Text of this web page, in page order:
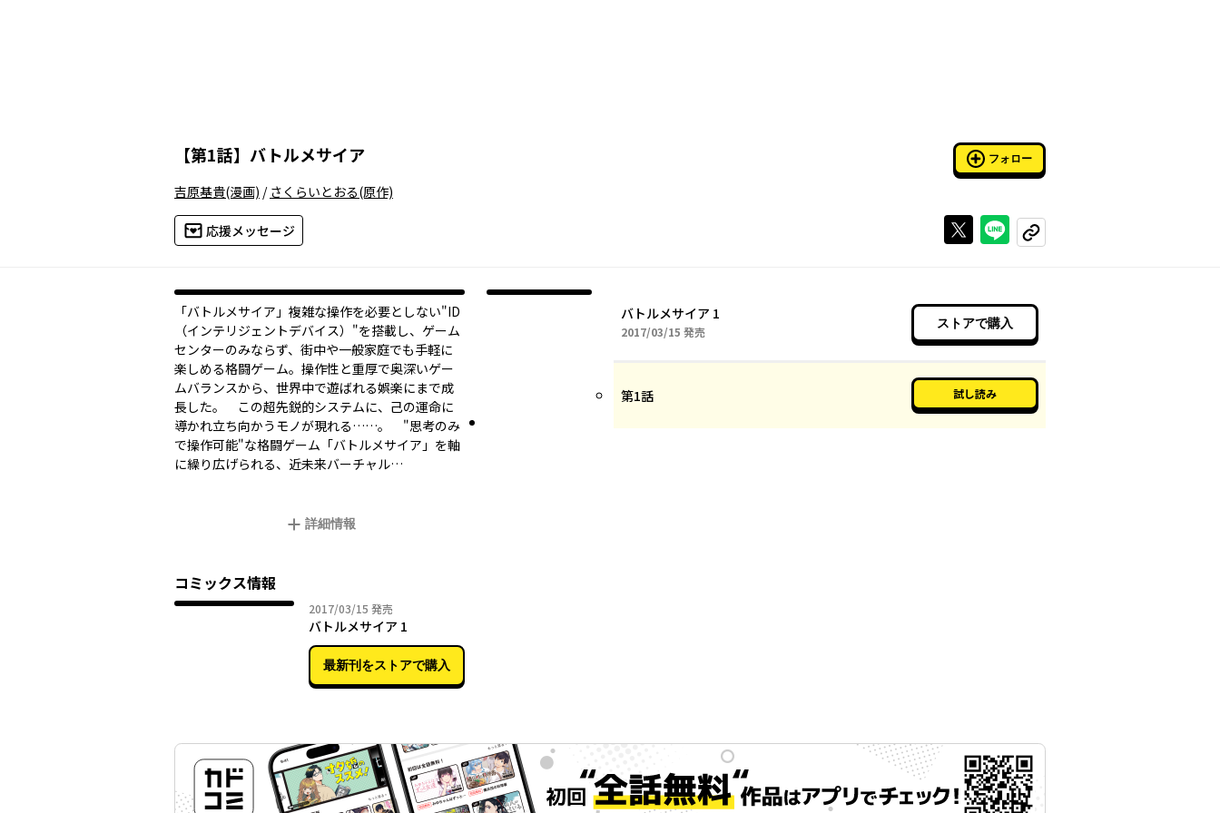
【第1話】 バトルメサイア フォロー
吉原基貴(漫画) / さくらいとおる(原作)
応援メッセージ Xで投稿するラインでシェアする
コピーする
「バトルメサイア」――複雑な操作を必要としない"ID
（インテリジェントデバイス）"を搭載し、ゲーム
センターのみならず、街中や一般家庭でも手軽に
楽しめる格闘ゲーム。操作性と重厚で奥深いゲー
ムバランスから、世界中で遊ばれる娯楽にまで成
長した。 この超先鋭的システムに、己の運命に
導かれ立ち向かうモノが現れる……。 "思考のみ
で操作可能"な格闘ゲーム「バトルメサイア」を軸
に繰り広げられる、近未来バーチャル…
詳細情報
コミックス情報
2017/03/15 2017年03月15日
発売
バトルメサイア 1
最新刊をストアで購入
バトルメサイア 1
2017/03/15 2017年03月15日
発売
ストアで購入
第1話 試し読み